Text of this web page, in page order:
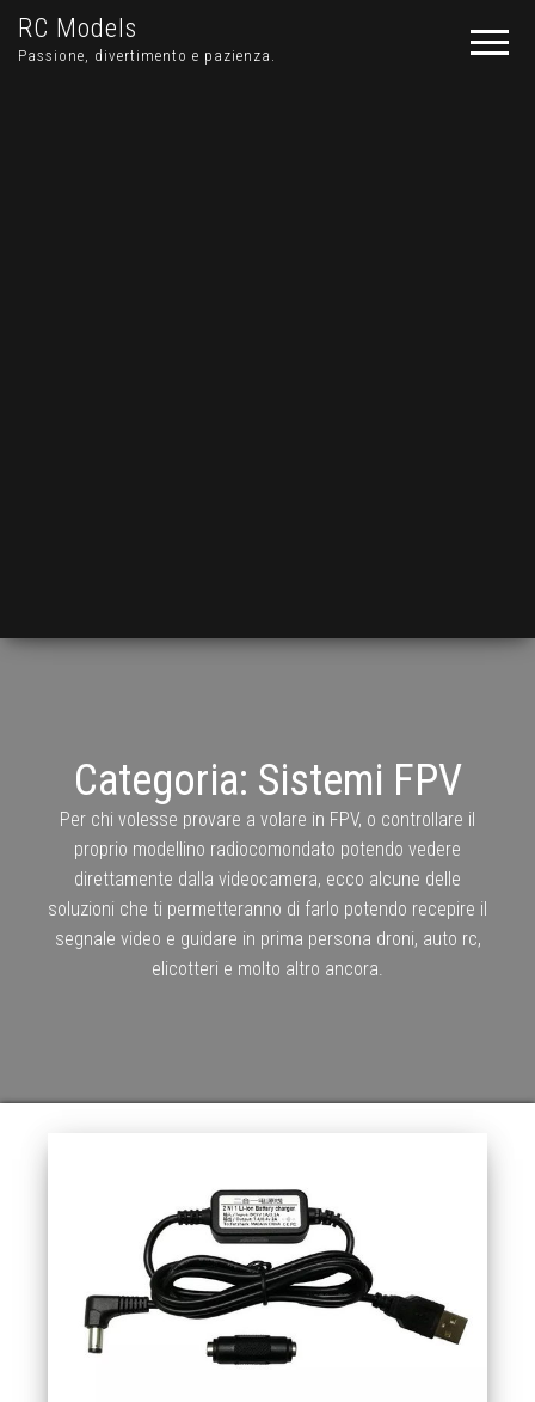
RC Models
Passione, divertimento e pazienza.
Categoria: Sistemi FPV
Per chi volesse provare a volare in FPV, o controllare il
proprio modellino radiocomondato potendo vedere
direttamente dalla videocamera, ecco alcune delle
soluzioni che ti permetteranno di farlo potendo recepire il
segnale video e guidare in prima persona droni, auto rc,
elicotteri e molto altro ancora.